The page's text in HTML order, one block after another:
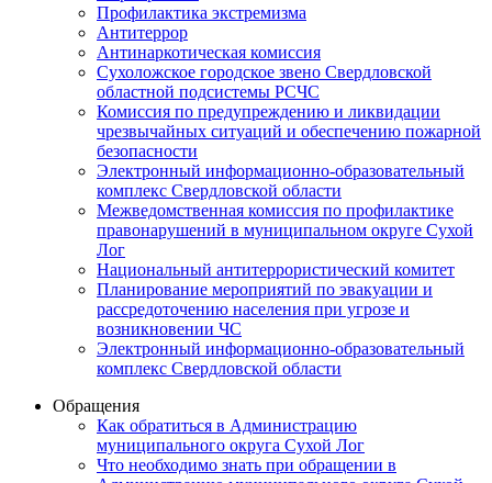
Профилактика экстремизма
Антитеррор
Антинаркотическая комиссия
Сухоложское городское звено Свердловской
областной подсистемы РСЧС
Комиссия по предупреждению и ликвидации
чрезвычайных ситуаций и обеспечению пожарной
безопасности
Электронный информационно-образовательный
комплекс Cвердловской области
Межведомственная комиссия по профилактике
правонарушений в муниципальном округе Сухой
Лог
Национальный антитеррористический комитет
Планирование мероприятий по эвакуации и
рассредоточению населения при угрозе и
возникновении ЧС
Электронный информационно-образовательный
комплекс Свердловской области
Обращения
Как обратиться в Администрацию
муниципального округа Сухой Лог
Что необходимо знать при обращении в